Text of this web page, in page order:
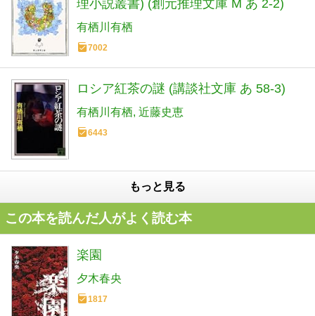
理小説叢書) (創元推理文庫 M あ 2-2)
有栖川有栖
7002
ロシア紅茶の謎 (講談社文庫 あ 58-3)
有栖川有栖 近藤史恵
6443
もっと見る
この本を読んだ人がよく読む本
楽園
夕木春央
1817